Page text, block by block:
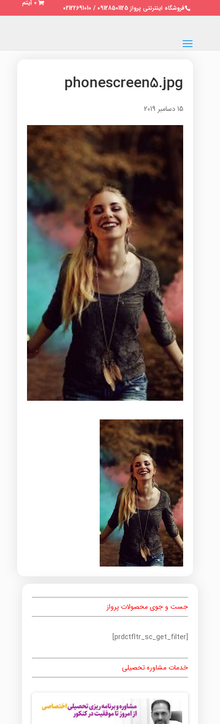
فروشگاه اینترنتی پرواز 09128501125 / 02122691010
0 آیتم
phonescreen5.jpg
15 دسامبر 2019
جست و جوی محصولات پرواز
[prdctfltr_sc_get_filter]
خدمات مشاوره تحصیلی